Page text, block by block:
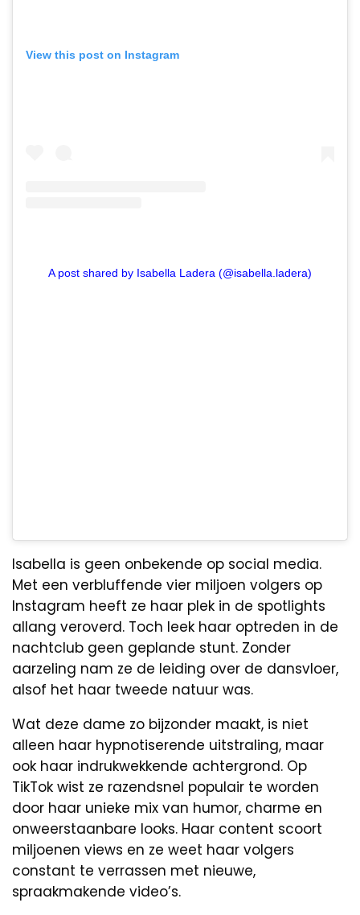
View this post on Instagram
A post shared by Isabella Ladera (@isabella.ladera)
Isabella is geen onbekende op social media.
Met een verbluffende vier miljoen volgers op
Instagram heeft ze haar plek in de spotlights
allang veroverd. Toch leek haar optreden in de
nachtclub geen geplande stunt. Zonder
aarzeling nam ze de leiding over de dansvloer,
alsof het haar tweede natuur was.
Wat deze dame zo bijzonder maakt, is niet
alleen haar hypnotiserende uitstraling, maar
ook haar indrukwekkende achtergrond. Op
TikTok wist ze razendsnel populair te worden
door haar unieke mix van humor, charme en
onweerstaanbare looks. Haar content scoort
miljoenen views en ze weet haar volgers
constant te verrassen met nieuwe,
spraakmakende video’s.